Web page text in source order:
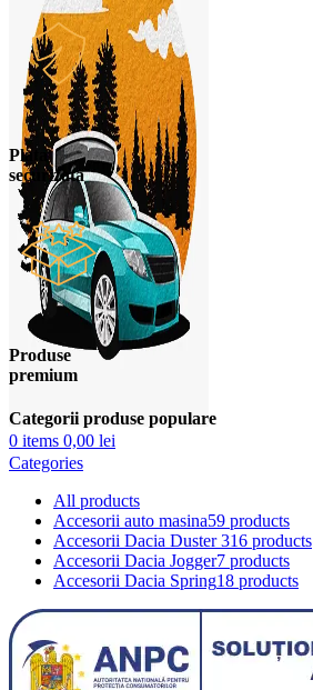
0 items 0,00 lei
Plata
securizata
Produse
premium
Categorii produse populare
Categories
All products
Accesorii auto masina59 products
Accesorii Dacia Duster 316 products
Accesorii Dacia Jogger7 products
Accesorii Dacia Spring18 products